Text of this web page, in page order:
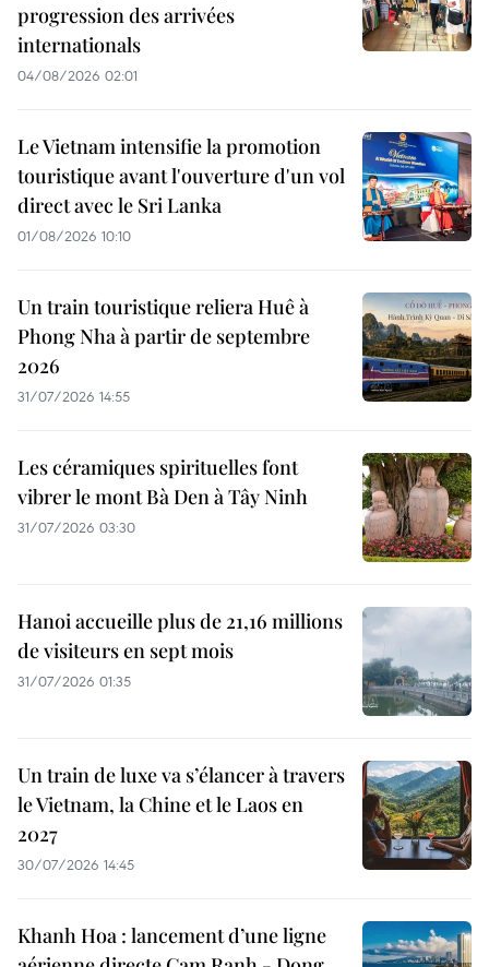
progression des arrivées
internationals
04/08/2026 02:01
Le Vietnam intensifie la promotion
touristique avant l'ouverture d'un vol
direct avec le Sri Lanka
01/08/2026 10:10
Un train touristique reliera Huê à
Phong Nha à partir de septembre
2026
31/07/2026 14:55
Les céramiques spirituelles font
vibrer le mont Bà Den à Tây Ninh
31/07/2026 03:30
Hanoi accueille plus de 21,16 millions
de visiteurs en sept mois ​
31/07/2026 01:35
Un train de luxe va s’élancer à travers
le Vietnam, la Chine et le Laos en
2027
30/07/2026 14:45
Khanh Hoa : lancement d’une ligne